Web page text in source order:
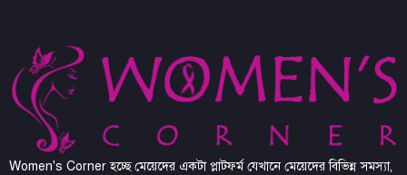
Women's Corner হচ্ছে মেয়েদের একটা প্লাটফর্ম যেখানে মেয়েদের বিভিন্ন সমস্যা,